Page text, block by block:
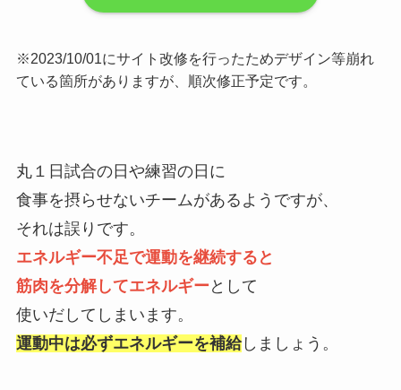
※2023/10/01にサイト改修を行ったためデザイン等崩れ
ている箇所がありますが、順次修正予定です。
丸１日試合の日や練習の日に
食事を摂らせないチームがあるようですが、
それは誤りです。
エネルギー不足で運動を継続すると
筋肉を分解してエネルギー として
使いだしてしまいます。
運動中は必ずエネルギーを補給しましょう。